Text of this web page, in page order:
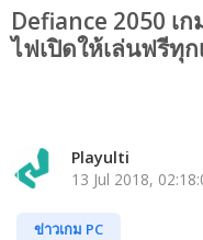
Defiance 2050
ไฟเปิดให้เล่นฟรีทุ
Playulti
13 Jul 2018,
ข่าวเกม PC